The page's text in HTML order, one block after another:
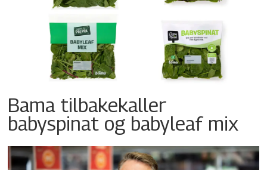
Bama tilbakekaller
babyspinat og babyleaf mix